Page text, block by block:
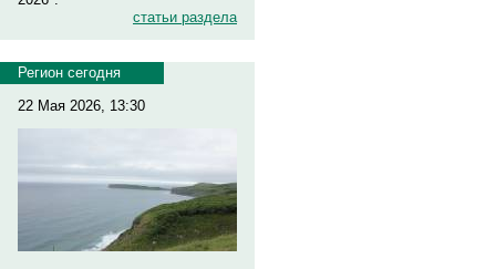
статьи раздела
Регион сегодня
22 Мая 2026, 13:30